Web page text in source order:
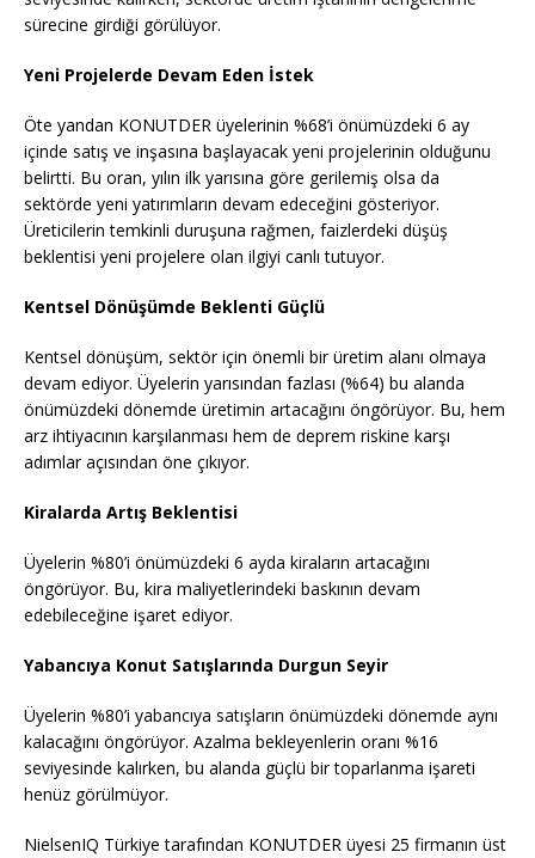
sürecine girdiği görülüyor.
Yeni Projelerde Devam Eden İstek
Öte yandan KONUTDER üyelerinin %68’i önümüzdeki 6 ay
içinde satış ve inşasına başlayacak yeni projelerinin olduğunu
belirtti. Bu oran, yılın ilk yarısına göre gerilemiş olsa da
sektörde yeni yatırımların devam edeceğini gösteriyor.
Üreticilerin temkinli duruşuna rağmen, faizlerdeki düşüş
beklentisi yeni projelere olan ilgiyi canlı tutuyor.
Kentsel Dönüşümde Beklenti Güçlü
Kentsel dönüşüm, sektör için önemli bir üretim alanı olmaya
devam ediyor. Üyelerin yarısından fazlası (%64) bu alanda
önümüzdeki dönemde üretimin artacağını öngörüyor. Bu, hem
arz ihtiyacının karşılanması hem de deprem riskine karşı
adımlar açısından öne çıkıyor.
Kiralarda Artış Beklentisi
Üyelerin %80’i önümüzdeki 6 ayda kiraların artacağını
öngörüyor. Bu, kira maliyetlerindeki baskının devam
edebileceğine işaret ediyor.
Yabancıya Konut Satışlarında Durgun Seyir
Üyelerin %80’i yabancıya satışların önümüzdeki dönemde aynı
kalacağını öngörüyor. Azalma bekleyenlerin oranı %16
seviyesinde kalırken, bu alanda güçlü bir toparlanma işareti
henüz görülmüyor.
NielsenIQ Türkiye tarafından KONUTDER üyesi 25 firmanın üst